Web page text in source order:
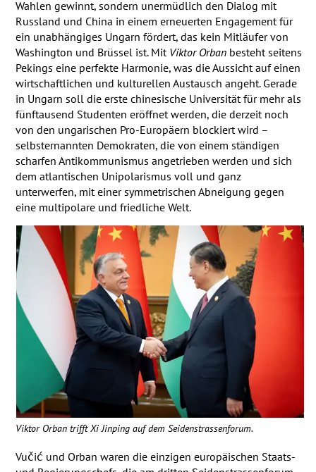
Wahlen gewinnt, sondern unermüdlich den Dialog mit
Russland und China in einem erneuerten Engagement für
ein unabhängiges Ungarn fördert, das kein Mitläufer von
Washington und Brüssel ist. Mit Viktor Orbanbesteht seitens
Pekings eine perfekte Harmonie, was die Aussicht auf einen
wirtschaftlichen und kulturellen Austausch angeht. Gerade
in Ungarn soll die erste chinesische Universität für mehr als
fünftausend Studenten eröffnet werden, die derzeit noch
von den ungarischen Pro-Europäern blockiert wird –
selbsternannten Demokraten, die von einem ständigen
scharfen Antikommunismus angetrieben werden und sich
dem atlantischen Unipolarismus voll und ganz
unterwerfen, mit einer symmetrischen Abneigung gegen
eine multipolare und friedliche Welt.
Viktor Orban trifft Xi Jinping auf dem Seidenstrassenforum.
Vučić und Orban waren die einzigen europäischen Staats-